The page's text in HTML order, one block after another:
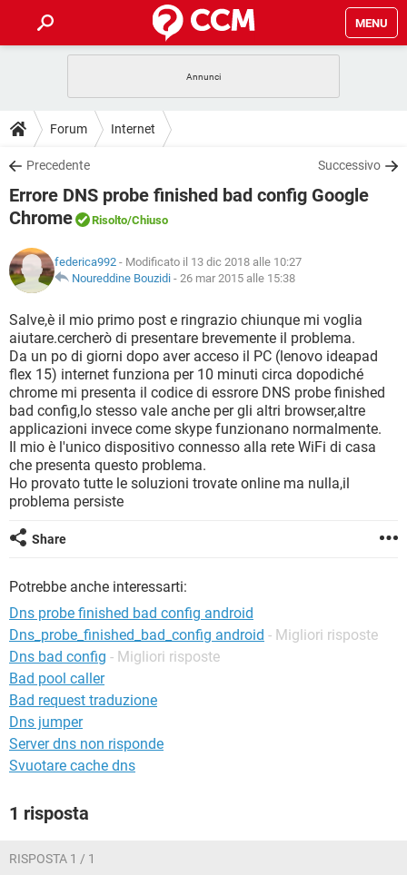
MENU
INTRATTENIMENTO
iOS
INSTAGRAM WHATSAPP
TIKTOK
HARDWARE
GUIDE
COVID-19
iOS
TIKTOK FACEBOOK
DOWNLOAD
COVID-19 GAMING
INTRATTENIMENTO
iOS WINDOWS 10
INSTAGRAM
TIKTOK FACEBOOK
HARDWARE
FORUM
INTRATTENIMENTO ANDROID
INSTAGRAM WHATSAPP
TIKTOK FACEBOOK
HARDWARE
GLOSSARIO
COVID-19
INTRATTENIMENTO ANDROID
iOS WINDOWS 10
INSTAGRAM WHATSAPP
TIKTOK FACEBOOK
HARDWARE
Forum Internet
Precedente Successivo
Errore DNS probe finished bad config Google
Chrome
Risolto/Chiuso
federica992 - Modificato il 13 dic 2018 alle 10:27
Noureddine Bouzidi - 26 mar 2015 alle 15:38
Salve,è il mio primo post e ringrazio chiunque mi voglia
aiutare.cercherò di presentare brevemente il problema.
Da un po di giorni dopo aver acceso il PC (lenovo ideapad
flex 15) internet funziona per 10 minuti circa dopodiché
chrome mi presenta il codice di essrore DNS probe finished
bad config,lo stesso vale anche per gli altri browser,altre
applicazioni invece come skype funzionano normalmente.
Il mio è l'unico dispositivo connesso alla rete WiFi di casa
che presenta questo problema.
Ho provato tutte le soluzioni trovate online ma nulla,il
problema persiste
Share
Potrebbe anche interessarti:
Dns probe finished bad config android
Dns_probe_finished_bad_config android - Migliori risposte
Dns bad config - Migliori risposte
Bad pool caller
Bad request traduzione
Dns jumper
Server dns non risponde
Svuotare cache dns
1 risposta
RISPOSTA 1 / 1